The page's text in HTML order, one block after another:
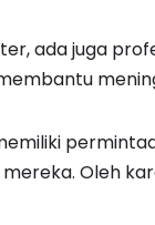
ada juga
Oleh